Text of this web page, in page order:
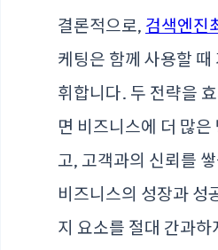
결론적으로, 검색엔진
케팅은 함께 사용할 때
휘합니다. 두 전략을
면 비즈니스에 더 많
고, 고객과의 신뢰를
비즈니스의 성장과 성
지 요소를 절대 간과하